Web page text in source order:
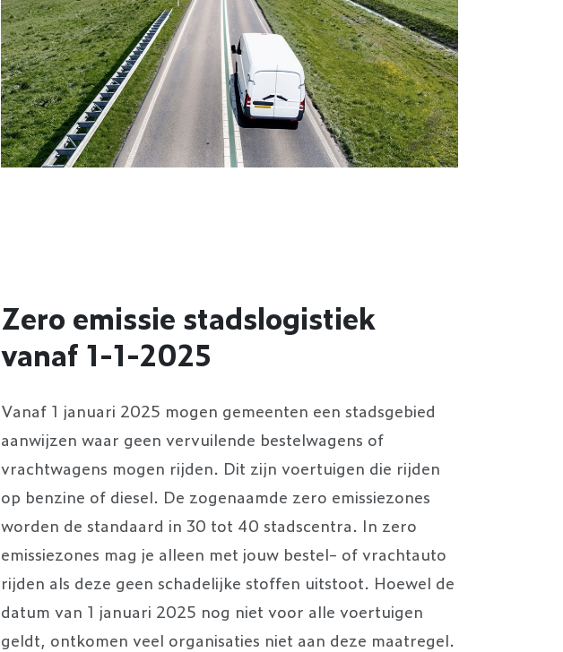
Zero emissie stadslogistiek
vanaf 1-1-2025
Vanaf 1 januari 2025 mogen gemeenten een stadsgebied
aanwijzen waar geen vervuilende bestelwagens of
vrachtwagens mogen rijden. Dit zijn voertuigen die rijden
op benzine of diesel. De zogenaamde zero emissiezones
worden de standaard in 30 tot 40 stadscentra. In zero
emissiezones mag je alleen met jouw bestel- of vrachtauto
rijden als deze geen schadelijke stoffen uitstoot. Hoewel de
datum van 1 januari 2025 nog niet voor alle voertuigen
geldt, ontkomen veel organisaties niet aan deze maatregel.